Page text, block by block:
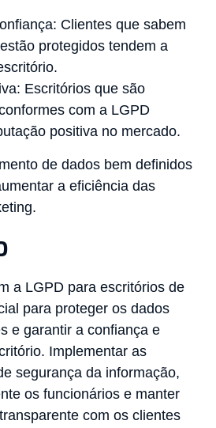
Clientes que sabem
protegidos tendem a
Escritórios que são
com a LGPD
positiva no mercado.
de dados bem definidos
a eficiência das
a LGPD para escritórios de
para proteger os dados
e garantir a confiança e
Implementar as
segurança da informação,
os funcionários e manter
com os clientes